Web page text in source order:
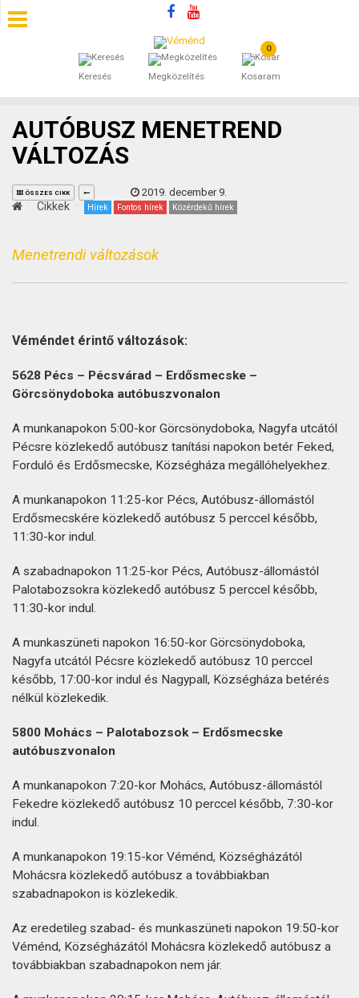
Keresés Megközelítés
0
Kosaram
SZÁLLÁSOK
ÁLTALÁNOS SZERZŐDÉSI FELTÉTELEK
KINCSES BARANYA VÉMÉND
AUTÓBUSZ MENETREND
VÁLTOZÁS
ÖSSZES CIKK 2019. december 9.
Cikkek Hírek Fontos hírek Közérdekű hírek
Menetrendi változások
Véméndet érintő változások:
5628 Pécs – Pécsvárad – Erdősmecske –
Görcsönydoboka autóbuszvonalon
A munkanapokon 5:00-kor Görcsönydoboka, Nagyfa utcától
Pécsre közlekedő autóbusz tanítási napokon betér Feked,
Forduló és Erdősmecske, Községháza megállóhelyekhez.
A munkanapokon 11:25-kor Pécs, Autóbusz-állomástól
Erdősmecskére közlekedő autóbusz 5 perccel később,
11:30-kor indul.
A szabadnapokon 11:25-kor Pécs, Autóbusz-állomástól
Palotabozsokra közlekedő autóbusz 5 perccel később,
11:30-kor indul.
A munkaszüneti napokon 16:50-kor Görcsönydoboka,
Nagyfa utcától Pécsre közlekedő autóbusz 10 perccel
később, 17:00-kor indul és Nagypall, Községháza betérés
nélkül közlekedik.
5800 Mohács – Palotabozsok – Erdősmecske
autóbuszvonalon
A munkanapokon 7:20-kor Mohács, Autóbusz-állomástól
Fekedre közlekedő autóbusz 10 perccel később, 7:30-kor
indul.
A munkanapokon 19:15-kor Véménd, Községházától
Mohácsra közlekedő autóbusz a továbbiakban
szabadnapokon is közlekedik.
Az eredetileg szabad- és munkaszüneti napokon 19:50-kor
Véménd, Községházától Mohácsra közlekedő autóbusz a
továbbiakban szabadnapokon nem jár.